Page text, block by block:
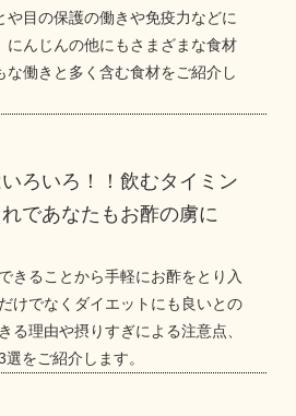
目の保護の働きや免疫力などに
にんじんの他にもさまざまな食材
働きと多く含む食材をご紹介し
ろいろ！！飲むタイミン
であなたもお酢の虜に
きることから手軽にお酢をとり入
けでなくダイエットにも良いとの
る理由や摂りすぎによる注意点、
をご紹介します。